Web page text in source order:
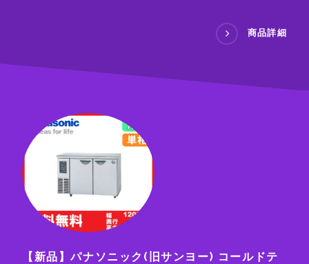
商品詳細
【新品】パナソニック(旧サンヨー) コールドテ